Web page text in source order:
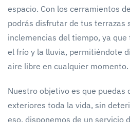
espacio. Con los cerramientos
podrás disfrutar de tus terrazas
inclemencias del tiempo, ya
el frío y la lluvia, permitiéndote
aire libre en cualquier momento.
Nuestro objetivo es que puedas
exteriores toda la vida, sin
eso, disponemos de un servicio